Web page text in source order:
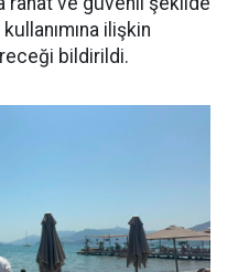
ilişkin
bildirildi.